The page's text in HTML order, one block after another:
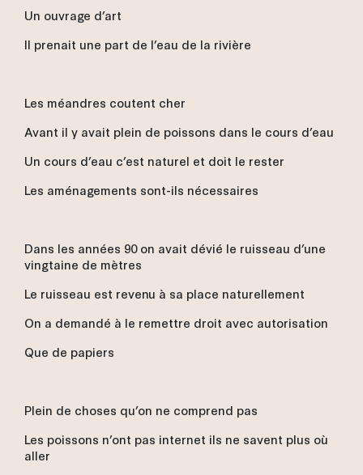
Un ouvrage d’art
Il prenait une part de l’eau de la rivière
Les méandres coutent cher
Avant il y avait plein de poissons dans le cours d’eau
Un cours d’eau c’est naturel et doit le rester
Les aménagements sont-ils nécessaires
Dans les années 90 on avait dévié le ruisseau d’une
vingtaine de mètres
Le ruisseau est revenu à sa place naturellement
On a demandé à le remettre droit avec autorisation
Que de papiers
Plein de choses qu’on ne comprend pas
Les poissons n’ont pas internet ils ne savent plus où
aller